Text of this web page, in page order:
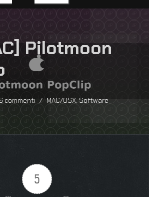
Pilotmoon
6 commenti MAC/OSX,Software
5